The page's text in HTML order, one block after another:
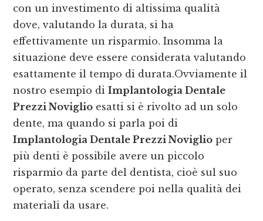
con un investimento di altissima qualità
dove, valutando la durata, si ha
effettivamente un risparmio. Insomma la
situazione deve essere considerata valutando
esattamente il tempo di durata.Ovviamente il
nostro esempio diImplantologia Dentale
Prezzi Noviglio esatti si è rivolto ad un solo
dente, ma quando si parla poi di
Implantologia Dentale Prezzi Noviglio per
più denti è possibile avere un piccolo
risparmio da parte del dentista, cioè sul suo
operato, senza scendere poi nella qualità dei
materiali da usare.